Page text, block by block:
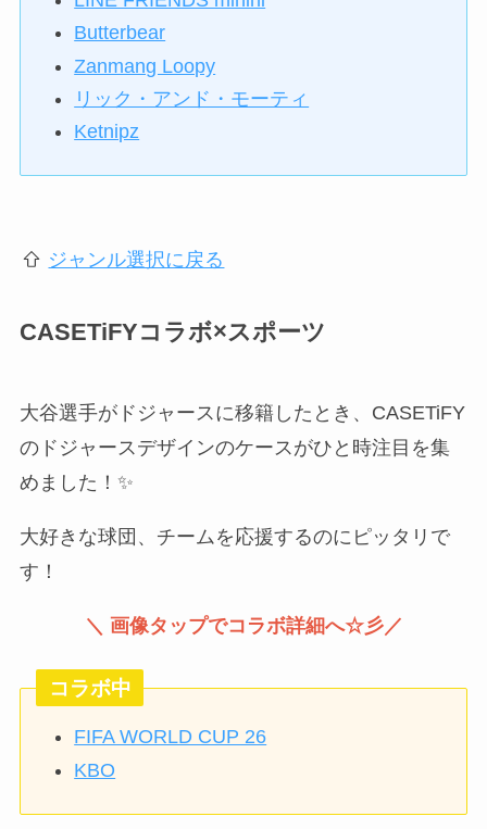
Butterbear
Zanmang Loopy
リック・アンド・モーティ
Ketnipz
ジャンル選択に戻る
CASETiFYコラボ×スポーツ
大谷選手がドジャースに移籍したとき、CASETiFY
のドジャースデザインのケースがひと時注目を集
めました！✨
大好きな球団、チームを応援するのにピッタリで
す！
＼ 画像タップでコラボ詳細へ☆彡／
コラボ中
FIFA WORLD CUP 26
KBO